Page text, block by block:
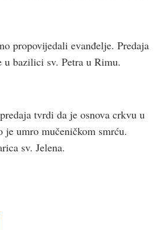
propovijedali evanđelje. Predaja
u bazilici sv. Petra u Rimu.
tvrdi da je osnova crkvu u
umro mučeničkom smrću.
sv. Jelena.